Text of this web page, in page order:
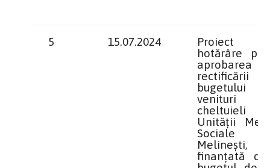
5 15.07.2024
Proiect
hotărâre
aprobarea
rectificării
bugetului
venituri
cheltuieli
Unităţii
Sociale
Melinești,
finanţată